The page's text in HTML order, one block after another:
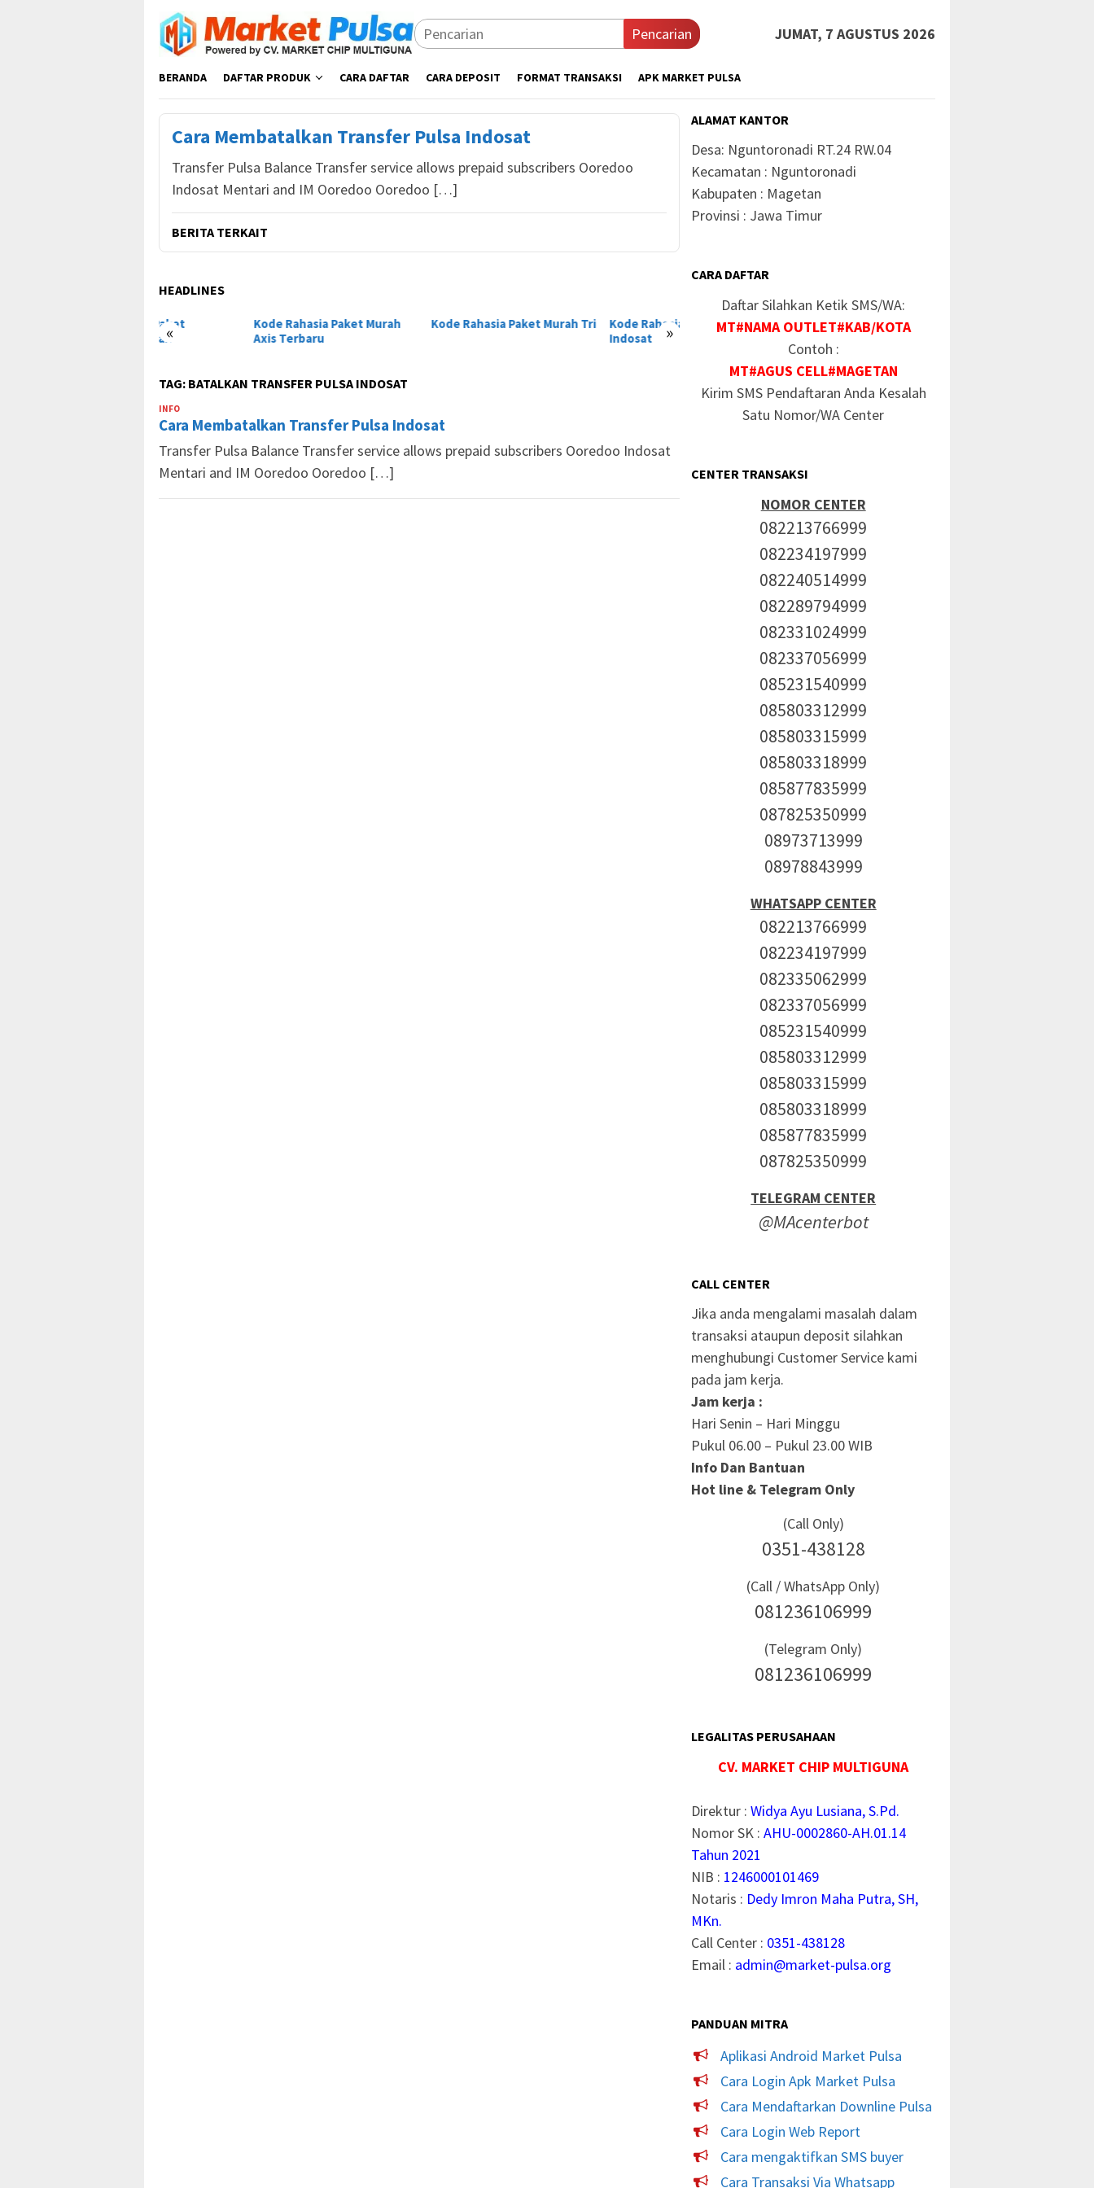
Loncat
konten
Pencarian JUMAT, 7 AGUSTUS 2026
BERANDA DAFTAR PRODUK CARA DAFTAR CARA DEPOSIT FORMAT TRANSAKSI APK MARKET PULSA
Cara Membatalkan Transfer Pulsa Indosat
Transfer Pulsa Balance Transfer service allows prepaid subscribers Ooredoo
Indosat Mentari and IM Ooredoo Ooredoo […]
BERITA TERKAIT
HEADLINES
« »
Kode Rahasia Paket Murah
Axis Terbaru
Kode Rahasia Paket Murah Tri
Kode Rahasia Paket Murah
Kode Rahasia Paket Murah
Kode Rahasia Paket
Smartfren Murah
TAG: BATALKAN TRANSFER PULSA INDOSAT
INFO
Pulsa
Cara Membatalkan Transfer Pulsa Indosat
Transfer Pulsa Balance Transfer service allows prepaid subscribers Ooredoo Indosat
Mentari and IM Ooredoo Ooredoo […]
ALAMAT KANTOR
Desa: Nguntoronadi RT.24 RW.04
Kecamatan : Nguntoronadi
Kabupaten : Magetan
Provinsi : Jawa Timur
CARA DAFTAR
Daftar Silahkan Ketik SMS/WA:
MT#NAMA OUTLET#KAB/KOTA
Contoh :
MT#AGUS CELL#MAGETAN
Kirim SMS Pendaftaran Anda Kesalah
Satu Nomor/WA Center
CENTER TRANSAKSI
NOMOR CENTER
082213766999
082234197999
082240514999
082289794999
082331024999
082337056999
085231540999
085803312999
085803315999
085803318999
085877835999
087825350999
08973713999
08978843999
WHATSAPP CENTER
082213766999
082234197999
082335062999
082337056999
085231540999
085803312999
085803315999
085803318999
085877835999
087825350999
TELEGRAM CENTER
@MAcenterbot
CALL CENTER
Jika anda mengalami masalah dalam
transaksi ataupun deposit silahkan
menghubungi Customer Service kami
pada jam kerja.
Jam kerja :
Hari Senin – Hari Minggu
Pukul 06.00 – Pukul 23.00 WIB
Info Dan Bantuan
Hot line & Telegram Only
(Call Only)
0351-438128
(Call / WhatsApp Only)
081236106999
(Telegram Only)
081236106999
LEGALITAS PERUSAHAAN
CV. MARKET CHIP MULTIGUNA
Direktur :Widya Ayu Lusiana, S.Pd.
Nomor SK :AHU-0002860-AH.01.14
Tahun 2021
NIB : 1246000101469
Notaris : Dedy Imron Maha Putra, SH,
MKn.
Call Center : 0351-438128
Email : admin@market-pulsa.org
PANDUAN MITRA
Aplikasi Android Market Pulsa
Cara Login Apk Market Pulsa
Cara Mendaftarkan Downline Pulsa
Cara Login Web Report
Cara mengaktifkan SMS buyer
Cara Transaksi Via Whatsapp